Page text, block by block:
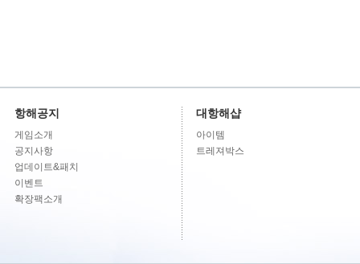
항해공지
게임소개
공지사항
업데이트&패치
이벤트
확장팩소개
대항해샵
아이템
트레져박스